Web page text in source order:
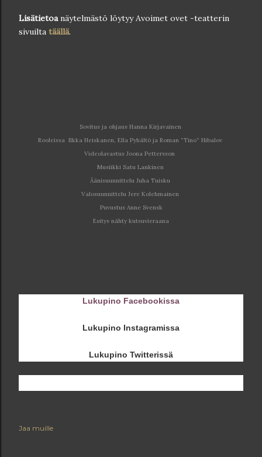
Lisätietoanäytelmästö löytyy Avoimet ovet -teatterin
sivuilta täällä.
Sovitus ja ohjaus Hanna Kirjavainen
Rooleissa Ilkka Heiskanen, Ella Pyhältö ja Roman ”Tino” Hibalov
Videolavastus Joona Pettersson
Musiikki Satu Lankinen
Äänisuunnittelu Juha Tuisku
Valosuunnittelu Jere Kolehmainen
Puvustus Anne Svensk
Esitys nähty kutsuvieraana
Lukupino Facebookissa
Lukupino Instagramissa
Lukupino Twitterissä
Jaa muille